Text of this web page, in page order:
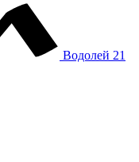
Водолей 21